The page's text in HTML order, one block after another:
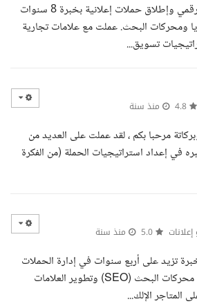
براء وائل، مختص تسويق رقمي وإطلاق حملات إعلانية بخبرة 8 سنوات
ومحركات البحث. عملت مع علامات تجارية
تسويق...
منذ سنة
مرحبا بكم ، لقد عملت على العديد من
في إعداد استراتيجيات الحملة (من الفكرة
منذ سنة
تزيد على أربع سنوات في إدارة الحملات
المدفوعة (PPC)، تحسين محركات البحث (SEO) وتطوير العلامات
المتاجر الإلك...